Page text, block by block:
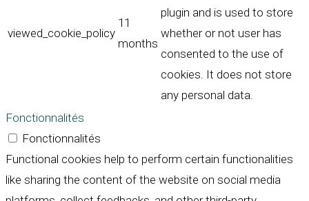
viewed_cookie_policy
11
months
plugin and is used to store
whether or not user has
consented to the use of
cookies. It does not store
any personal data.
Fonctionnalités
Fonctionnalités
Functional cookies help to perform certain functionalities
like sharing the content of the website on social media